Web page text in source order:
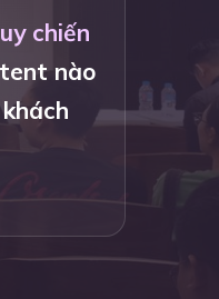
chiến
nào